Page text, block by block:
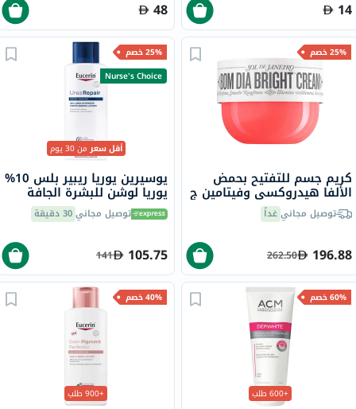
14
48
25% خصم
كريم جسم للتفتيح بحمض
الألفا هيدروكسي وفيتامين ج
سول دي جانيرو بوم ديا، 240
ملتوصيل مجانيغداً
196.88
262.50
25% خصم
Nurse's Choice
أقل سعرمن 30 يوم
يوسيرين يوريا ريبير بلس 10%
يوريا لوشن للبشرة الجافة
والخشنة 250 ملتوصيل مجاني30 دقيقة
105.75
141
60% خصم
+600 طلب
40% خصم
+900 طلب